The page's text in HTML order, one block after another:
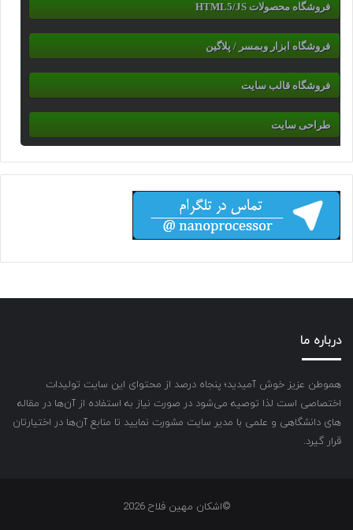
فروشگاه محصولات HTML5/JS
فروشگاه ابزار وبمسر / پلاگین
فروشگاه قالب سایت
طراحی سایت
درباره ما
هموطن عزیز خوش آمیدید؛ پنجاه درصد از محتوای این سایت تولیدات
اختصاصی است لذا توصیه می‌شود در صورت نیاز به استفاده از آن‌ها در مقاله
های دانشگاهی و علمی با مدیر سایت مشورت نمایید تا منابع آن‌ها در اختیارتان
قرار گیرد.
©اشکان مهین فلاح 2026